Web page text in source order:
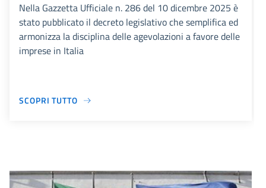
Nella Gazzetta Ufficiale n. 286 del 10 dicembre 2025 è
stato pubblicato il decreto legislativo che semplifica ed
armonizza la disciplina delle agevolazioni a favore delle
imprese in Italia
SCOPRI TUTTO